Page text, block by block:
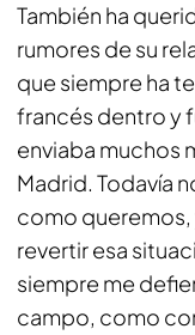
También ha
rumores de su
que siempre ha
francés dentro y
enviaba muchos
Madrid. Todavía
como
revertir esa
siempre me
campo, como